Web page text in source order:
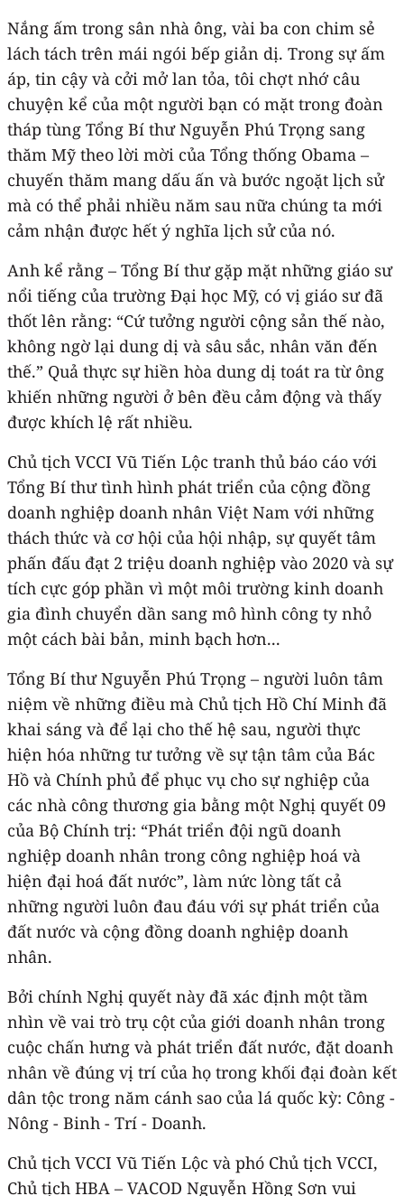
Nắng ấm trong sân nhà ông, vài ba con chim sẻ
lách tách trên mái ngói bếp giản dị. Trong sự ấm
áp, tin cậy và cởi mở lan tỏa, tôi chợt nhớ câu
chuyện kể của một người bạn có mặt trong đoàn
tháp tùng Tổng Bí thư Nguyễn Phú Trọng sang
thăm Mỹ theo lời mời của Tổng thống Obama –
chuyến thăm mang dấu ấn và bước ngoặt lịch sử
mà có thể phải nhiều năm sau nữa chúng ta mới
cảm nhận được hết ý nghĩa lịch sử của nó.
Anh kể rằng – Tổng Bí thư gặp mặt những giáo sư
nổi tiếng của trường Đại học Mỹ, có vị giáo sư đã
thốt lên rằng: “Cứ tưởng người cộng sản thế nào,
không ngờ lại dung dị và sâu sắc, nhân văn đến
thế.” Quả thực sự hiền hòa dung dị toát ra từ ông
khiến những người ở bên đều cảm động và thấy
được khích lệ rất nhiều.
Chủ tịch VCCI Vũ Tiến Lộc tranh thủ báo cáo với
Tổng Bí thư tình hình phát triển của cộng đồng
doanh nghiệp doanh nhân Việt Nam với những
thách thức và cơ hội của hội nhập, sự quyết tâm
phấn đấu đạt 2 triệu doanh nghiệp vào 2020 và sự
tích cực góp phần vì một môi trường kinh doanh
gia đình chuyển dần sang mô hình công ty nhỏ
một cách bài bản, minh bạch hơn...
Tổng Bí thư Nguyễn Phú Trọng – người luôn tâm
niệm về những điều mà Chủ tịch Hồ Chí Minh đã
khai sáng và để lại cho thế hệ sau, người thực
hiện hóa những tư tưởng về sự tận tâm của Bác
Hồ và Chính phủ để phục vụ cho sự nghiệp của
các nhà công thương gia bằng một Nghị quyết 09
của Bộ Chính trị: “Phát triển đội ngũ doanh
nghiệp doanh nhân trong công nghiệp hoá và
hiện đại hoá đất nước”, làm nức lòng tất cả
những người luôn đau đáu với sự phát triển của
đất nước và cộng đồng doanh nghiệp doanh
nhân.
Bởi chính Nghị quyết này đã xác định một tầm
nhìn về vai trò trụ cột của giới doanh nhân trong
cuộc chấn hưng và phát triển đất nước, đặt doanh
nhân về đúng vị trí của họ trong khối đại đoàn kết
dân tộc trong năm cánh sao của lá quốc kỳ: Công -
Nông - Binh - Trí - Doanh.
Chủ tịch VCCI Vũ Tiến Lộc và phó Chủ tịch VCCI,
Chủ tịch HBA – VACOD Nguyễn Hồng Sơn vui